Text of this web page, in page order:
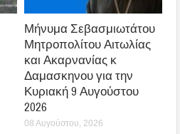
Μήνυμα Σεβασμιωτάτου
Μητροπολίτου Αιτωλίας
και Ακαρνανίας κ
Δαμασκηνου για την
Κυριακή 9 Αυγούστου
2026
08 Αυγούστου, 2026